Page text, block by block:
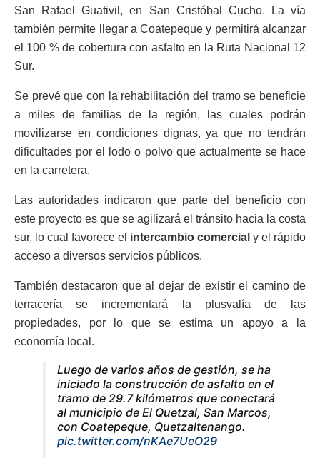
San Rafael Guativil, en San Cristóbal Cucho. La vía
también permite llegar a Coatepeque y permitirá alcanzar
el 100 % de cobertura con asfalto en la Ruta Nacional 12
Sur.
Se prevé que con la rehabilitación del tramo se beneficie
a miles de familias de la región, las cuales podrán
movilizarse en condiciones dignas, ya que no tendrán
dificultades por el lodo o polvo que actualmente se hace
en la carretera.
Las autoridades indicaron que parte del beneficio con
este proyecto es que se agilizará el tránsito hacia la costa
sur, lo cual favorece el intercambio comercial y el rápido
acceso a diversos servicios públicos.
También destacaron que al dejar de existir el camino de
terracería se incrementará la plusvalía de las
propiedades, por lo que se estima un apoyo a la
economía local.
Luego de varios años de gestión, se ha
iniciado la construcción de asfalto en el
tramo de 29.7 kilómetros que conectará
al municipio de El Quetzal, San Marcos,
con Coatepeque, Quetzaltenango.
pic.twitter.com/nKAe7UeO29